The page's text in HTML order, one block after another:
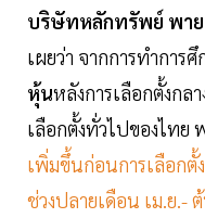
บริษัทหลักทรัพย์ พาย
เผยว่า จากการทำการ
หุ้นหลังการเลือกตั้งกล
เลือกตั้งทั่วไปของไทย
เพิ่มขึ้นก่อนการเลือกตั้
ช่วงปลายเดือน เม.ย.-